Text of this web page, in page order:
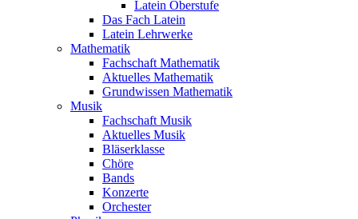
Latein Oberstufe
Das Fach Latein
Latein Lehrwerke
Mathematik
Fachschaft Mathematik
Aktuelles Mathematik
Grundwissen Mathematik
Musik
Fachschaft Musik
Aktuelles Musik
Bläserklasse
Chöre
Bands
Konzerte
Orchester